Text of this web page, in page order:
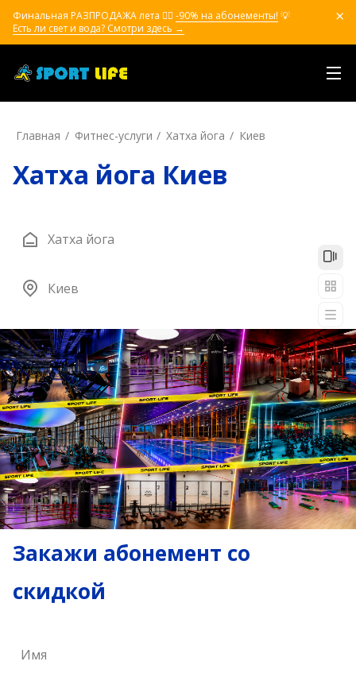
Финальная РАЗПРОДАЖА лета ❤️‍🔥 -90% на абонементы! 💡
Есть ли свет и вода? Смотри здесь →
Главная Фитнес-услуги Хатха йога Киев
Хатха йога Киев
Хатха йога
Киев
Закажи абонемент со
скидкой
Имя